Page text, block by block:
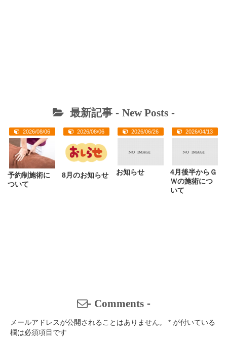
最新記事 - New Posts-
2026/08/06
予約制施術に
ついて
2026/08/06
8月のお知らせ
2026/06/26
お知らせ
2026/04/13
4月後半からＧ
Ｗの施術につ
いて
- Comments-
メールアドレスが公開されることはありません。 * が付いている
欄は必須項目です